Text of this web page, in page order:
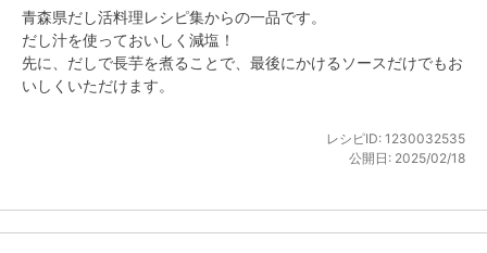
青森県だし活料理レシピ集からの一品です。
だし汁を使っておいしく減塩！
先に、だしで長芋を煮ることで、最後にかけるソースだけでもお
いしくいただけます。
レシピID: 1230032535
公開日: 2025/02/18